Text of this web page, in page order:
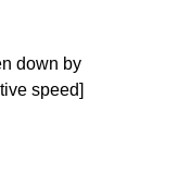
down by
speed]